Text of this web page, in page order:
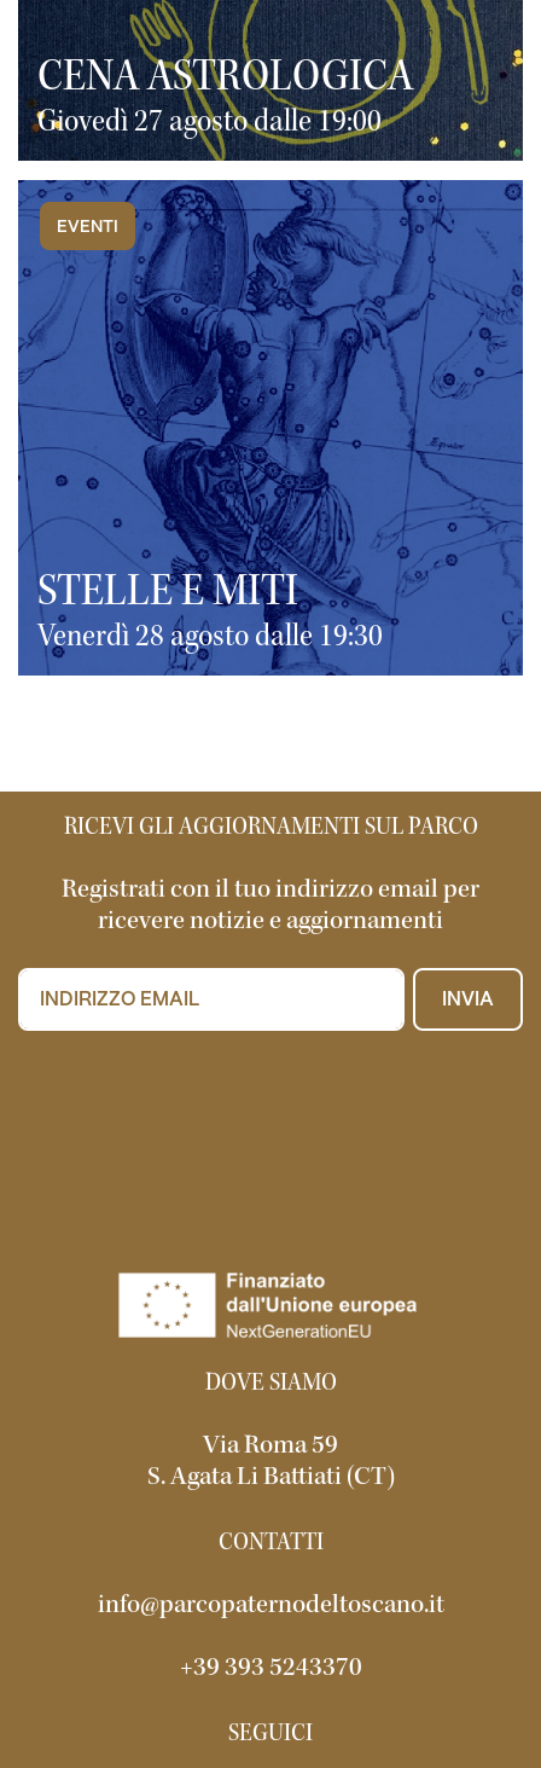
CENA ASTROLOGICA
Giovedì 27 agosto dalle 19:00
EVENTI
STELLE E MITI
Venerdì 28 agosto dalle 19:30
RICEVI GLI AGGIORNAMENTI SUL PARCO
Registrati con il tuo indirizzo email per
ricevere notizie e aggiornamenti
INVIA
DOVE SIAMO
Via Roma 59
S. Agata Li Battiati (CT)
CONTATTI
info@parcopaternodeltoscano.it
+39 393 5243370
SEGUICI